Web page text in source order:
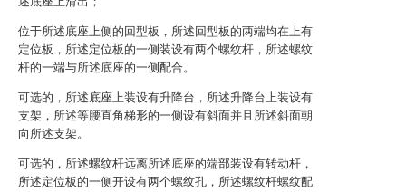
位于所述底座上侧的回型板，所述回型板的两端均在上有
定位板，所述定位板的一侧装设有两个螺纹杆，所述螺纹
杆的一端与所述底座的一侧配合。
可选的，所述底座上装设有升降台，所述升降台上装设有
支架，所述等腰直角梯形的一侧设有斜面并且所述斜面朝
向所述支架。
可选的，所述螺纹杆远离所述底座的端部装设有转动杆，
所述定位板的一侧开设有两个螺纹孔，所述螺纹杆螺纹配